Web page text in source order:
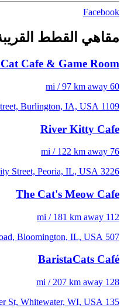
Facebook
مقاهي القطط
Cat Cafe & Game Room
60 mi / 97 km away
1109 Summer Street, Burlington, IA, USA
River Kitty Cafe
76 mi / 122 km away
3226 North University Street, Peoria, IL, USA
The Cat's Meow Cafe
112 mi / 181 km away
507 North Hershey Road, Bloomington, IL, USA
BaristaCats Café
128 mi / 207 km away
135 W Center St, Whitewater, WI, USA